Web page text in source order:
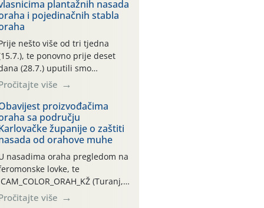
zaštite krizantema od
uzročnika bolesti,
i fito-fagnih grinja (23.7.,
06.7.)! Na početku ovog
je zabilježeno je
i ekstremno vruće
razdoblje, uz
temperature […]
plantažnih nasada
i pojedinačnih stabla
nešto više od tri tjedna
te ponovno prije deset
(28.7.) uputili smo
vlasnicima plantažnih
nasada oraha i pojedinačnih
o početku leta i
potrebi usmjerenog
orahove muhe
completa)! Već
dana traje drugi
“toplinski udar”, koji
naročito izražen zadnja šest
(31.7.-05.8.), jer najviše
zraka svakodnevno
više
proizvođačima
sa području
županije o zaštiti
od orahove muhe
nasadima oraha pregledom na
lovke, te
CAM_COLOR_ORAH_KŽ (Turanj,
zabilježena je mala
više